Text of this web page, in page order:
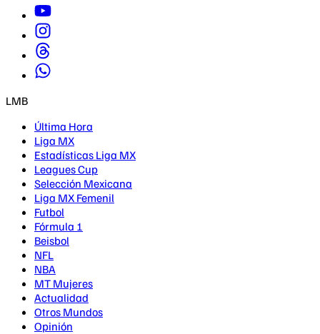
LMB
Última Hora
Liga MX
Estadísticas Liga MX
Leagues Cup
Selección Mexicana
Liga MX Femenil
Futbol
Fórmula 1
Beisbol
NFL
NBA
MT Mujeres
Actualidad
Otros Mundos
Opinión